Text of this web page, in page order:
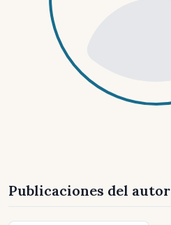
Publicaciones del autor